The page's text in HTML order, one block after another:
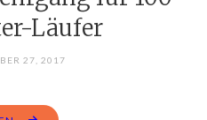
Läufer
27, 2017